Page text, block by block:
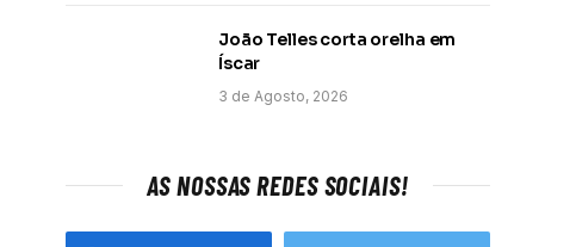
João Telles corta orelha em
Íscar
3 de Agosto, 2026
AS NOSSAS REDES SOCIAIS!